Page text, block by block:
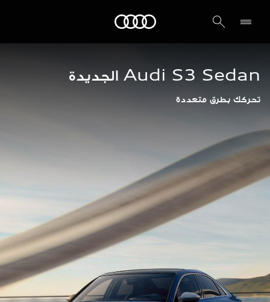
Audi S3 Sedan الجديدة
تحركك بطرق متعددة